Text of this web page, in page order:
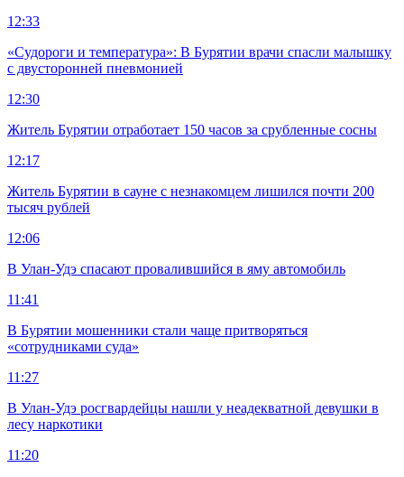
12:33
«Судороги и температура»: В Бурятии врачи спасли малышку
с двусторонней пневмонией
12:30
Житель Бурятии отработает 150 часов за срубленные сосны
12:17
Житель Бурятии в сауне с незнакомцем лишился почти 200
тысяч рублей
12:06
В Улан-Удэ спасают провалившийся в яму автомобиль
11:41
В Бурятии мошенники стали чаще притворяться
«сотрудниками суда»
11:27
В Улан-Удэ росгвардейцы нашли у неадекватной девушки в
лесу наркотики
11:20